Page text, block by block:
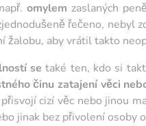
omylem zaslaných
řečeno, nebyl
žalobu, aby vrátil takto
se také ten, kdo si
činu zatajení věci
cizí věc nebo jinou
jinak bez přivolení osoby